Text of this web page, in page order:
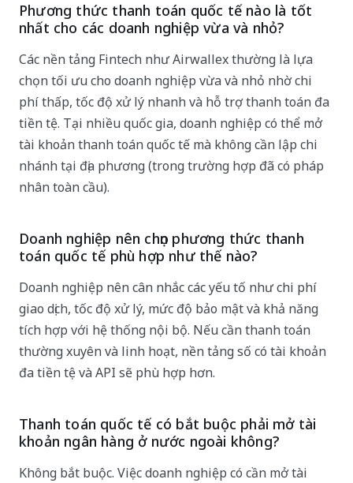
Phương thức thanh toán quốc tế nào là tốt
nhất cho các doanh nghiệp vừa và nhỏ?
Các nền tảng Fintech như Airwallex thường là lựa
chọn tối ưu cho doanh nghiệp vừa và nhỏ nhờ chi
phí thấp, tốc độ xử lý nhanh và hỗ trợ thanh toán đa
tiền tệ. Tại nhiều quốc gia, doanh nghiệp có thể mở
tài khoản thanh toán quốc tế mà không cần lập chi
nhánh tại địa phương (trong trường hợp đã có pháp
nhân toàn cầu).
Doanh nghiệp nên chọn phương thức thanh
toán quốc tế phù hợp như thế nào?
Doanh nghiệp nên cân nhắc các yếu tố như chi phí
giao dịch, tốc độ xử lý, mức độ bảo mật và khả năng
tích hợp với hệ thống nội bộ. Nếu cần thanh toán
thường xuyên và linh hoạt, nền tảng số có tài khoản
đa tiền tệ và API sẽ phù hợp hơn.
Thanh toán quốc tế có bắt buộc phải mở tài
khoản ngân hàng ở nước ngoài không?
Không bắt buộc. Việc doanh nghiệp có cần mở tài